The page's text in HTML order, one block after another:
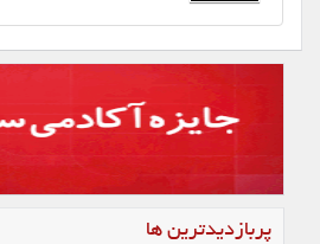
پربازدیدترین ها